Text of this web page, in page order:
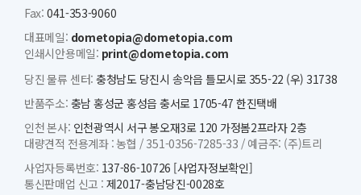
Fax: 041-353-9060
대표메일: dometopia@dometopia.com
인쇄시안용메일: print@dometopia.com
당진 물류 센터: 충청남도 당진시 송악읍 틀모시로 355-22 (우) 31738
반품주소: 충남 홍성군 홍성읍 충서로 1705-47 한진택배
인천 본사: 인천광역시 서구 봉오재3로 120 가정봄2프라자 2층
대량견적 전용계좌 :농협 / 351-0356-7285-33 / 예금주: (주)트리
사업자등록번호: 137-86-10726 [사업자정보확인]
통신판매업 신고 : 제2017-충남당진-0028호